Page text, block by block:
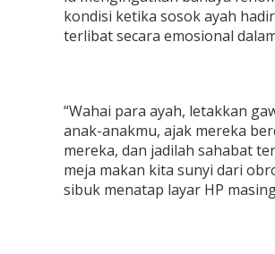
kondisi ketika sosok ayah
terlibat secara emosional
“Wahai para ayah, letakkan
anak-anakmu, ajak mereka
mereka, dan jadilah sahabat
meja makan kita sunyi dari
sibuk menatap layar HP